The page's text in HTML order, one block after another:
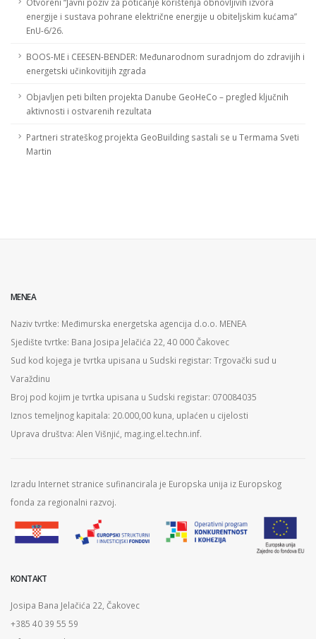
energije i sustava pohrane električne energije u obiteljskim kućama”
EnU-6/26.
BOOS-ME i CEESEN-BENDER: Međunarodnom suradnjom do zdravijih i
energetski učinkovitijih zgrada
Objavljen peti bilten projekta Danube GeoHeCo – pregled ključnih
aktivnosti i ostvarenih rezultata
Partneri strateškog projekta GeoBuilding sastali se u Termama Sveti
Martin
MENEA
Naziv tvrtke: Međimurska energetska agencija d.o.o. MENEA
Sjedište tvrtke: Bana Josipa Jelačića 22, 40 000 Čakovec
Sud kod kojega je tvrtka upisana u Sudski registar: Trgovački sud u
Varaždinu
Broj pod kojim je tvrtka upisana u Sudski registar: 070084035
Iznos temeljnog kapitala: 20.000,00 kuna, uplaćen u cijelosti
Uprava društva: Alen Višnjić, mag.ing.el.techn.inf.
Izradu Internet stranice sufinancirala je Europska unija iz Europskog
fonda za regionalni razvoj.
KONTAKT
Josipa Bana Jelačića 22, Čakovec
+385 40 39 55 59